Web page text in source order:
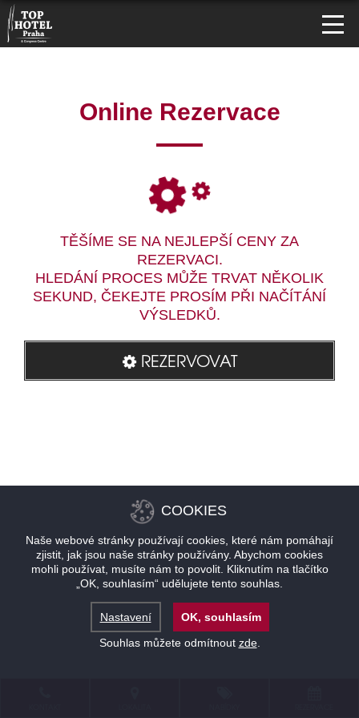
Online Rezervace
TĚŠÍME SE NA NEJLEPŠÍ CENY ZA
REZERVACI.
HLEDÁNÍ PROCES MŮŽE TRVAT NĚKOLIK
SEKUND, ČEKEJTE PROSÍM PŘI NAČÍTÁNÍ
VÝSLEDKŮ.
REZERVOVAT
COOKIES
Naše webové stránky používají cookies, které nám pomáhají
zjistit, jak jsou naše stránky používány. Abychom cookies
mohli používat, musíte nám to povolit. Kliknutím na tlačítko
„OK, souhlasím“ udělujete tento souhlas.
Nastavení
OK, souhlasím
Souhlas můžete odmítnout zde.